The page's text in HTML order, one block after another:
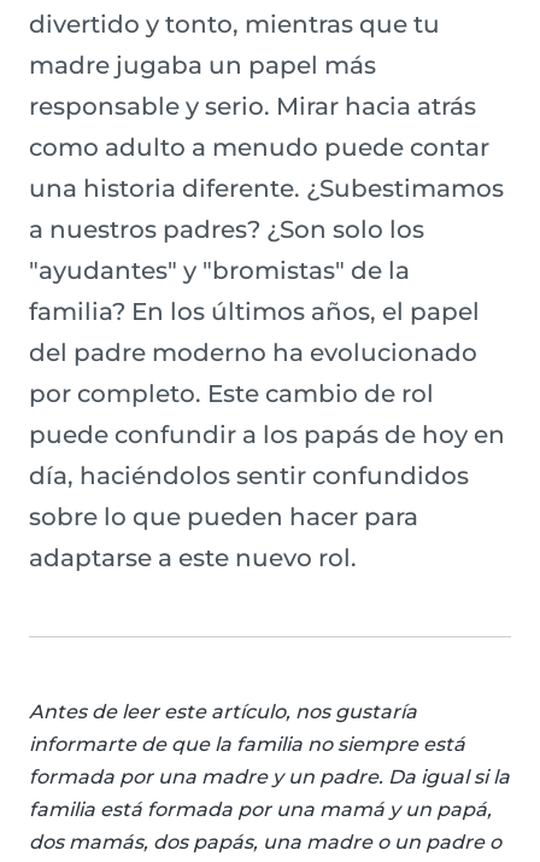
divertido y tonto, mientras que tu
madre jugaba un papel más
responsable y serio. Mirar hacia atrás
como adulto a menudo puede contar
una historia diferente. ¿Subestimamos
a nuestros padres? ¿Son solo los
"ayudantes" y "bromistas" de la
familia? En los últimos años, el papel
del padre moderno ha evolucionado
por completo. Este cambio de rol
puede confundir a los papás de hoy en
día, haciéndolos sentir confundidos
sobre lo que pueden hacer para
adaptarse a este nuevo rol.
Antes de leer este artículo, nos gustaría
informarte de que la familia no siempre está
formada por una madre y un padre. Da igual si la
familia está formada por una mamá y un papá,
dos mamás, dos papás, una madre o un padre o